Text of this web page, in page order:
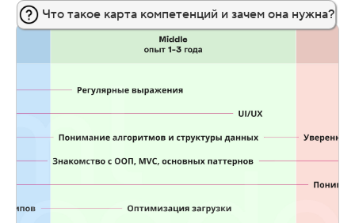
Что такое карта компетенций и зачем она нужна?